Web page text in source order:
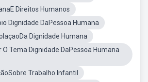
Direitos Humanos
Dignidade DaPessoa Humana
Dignidade Humana
O Tema Dignidade DaPessoa Humana
Trabalho Infantil